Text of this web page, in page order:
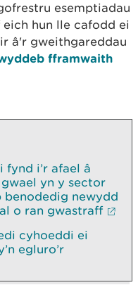
esemptiadau
hun lle cafodd ei
â'r gweithgareddau
fframwaith
i’r afael â
yn y sector
newydd
o ran gwastraff
cyhoeddi ei
egluro’r